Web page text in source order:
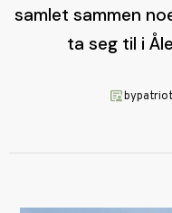
samlet sammen
ta seg til i
article_person